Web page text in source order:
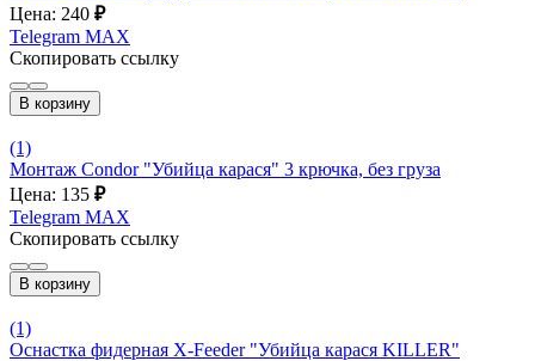
Цена: 240 ₽
Telegram MAX
Скопировать ссылку
В корзину
(1)
Монтаж Condor "Убийца карася" 3 крючка, без груза
Цена: 135 ₽
Telegram MAX
Скопировать ссылку
В корзину
(1)
Оснастка фидерная X-Feeder "Убийца карася KILLER"